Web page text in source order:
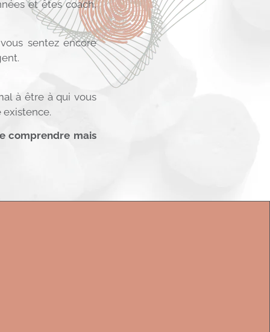
et êtes coach,
sentez encore
à être à qui vous
comprendre mais